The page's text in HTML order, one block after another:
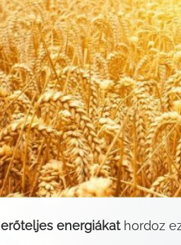
erőteljes energiákathordoz